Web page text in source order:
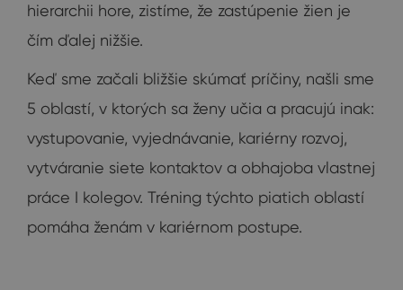
hierarchii hore, zistíme, že zastúpenie žien je
čím ďalej nižšie.
Keď sme začali bližšie skúmať príčiny, našli sme
5 oblastí, v ktorých sa ženy učia a pracujú inak:
vystupovanie, vyjednávanie, kariérny rozvoj,
vytváranie siete kontaktov a obhajoba vlastnej
práce I kolegov. Tréning týchto piatich oblastí
pomáha ženám v kariérnom postupe.